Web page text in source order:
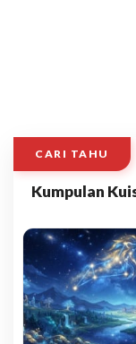
CARI TAHU
Kumpulan